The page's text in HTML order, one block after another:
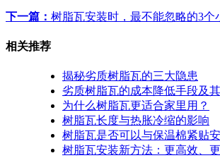
下一篇： 树脂瓦安装时，最不能忽略的3个
相关推荐
揭秘劣质树脂瓦的三大隐患
劣质树脂瓦的成本降低手段及
为什么树脂瓦更适合家里用？
树脂瓦长度与热胀冷缩的影响
树脂瓦是否可以与保温棉紧贴
树脂瓦安装新方法：更高效、